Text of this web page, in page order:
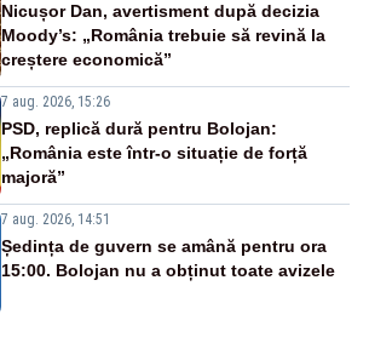
Nicușor Dan, avertisment după decizia
Moody’s: „România trebuie să revină la
creștere economică”
7 aug. 2026, 15:26
PSD, replică dură pentru Bolojan:
„România este într-o situație de forță
majoră”
7 aug. 2026, 14:51
Ședința de guvern se amână pentru ora
15:00. Bolojan nu a obținut toate avizele